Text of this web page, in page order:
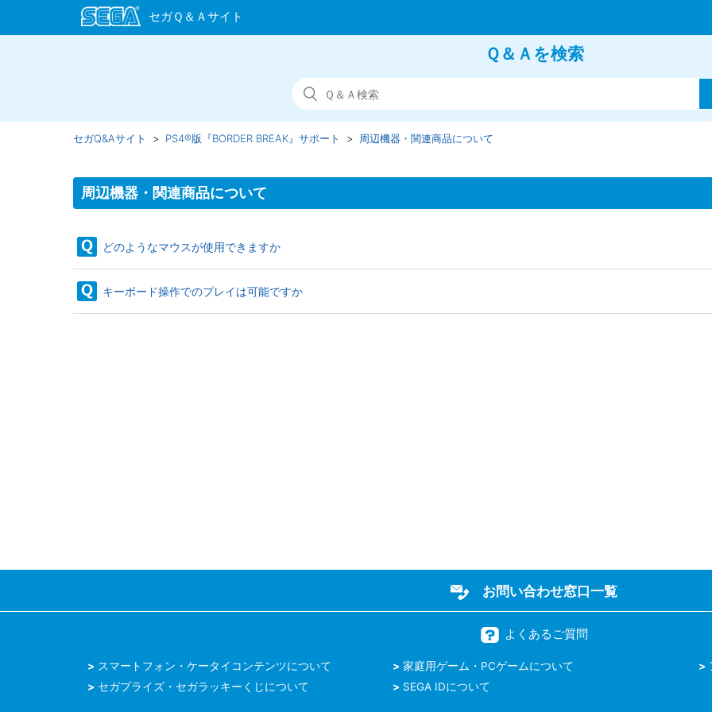
Ｑ＆Ａを検索
セガQ&Aサイト PS4®版『BORDER BREAK』サポート 周辺機器・関連商品について
周辺機器・関連商品について
どのようなマウスが使用できますか
キーボード操作でのプレイは可能ですか
お問い合わせ窓口一覧
よくあるご質問
スマートフォン・ケータイコンテンツについて 家庭用ゲーム・PCゲームについて
セガプライズ・セガラッキーくじについて
SEGA IDについて